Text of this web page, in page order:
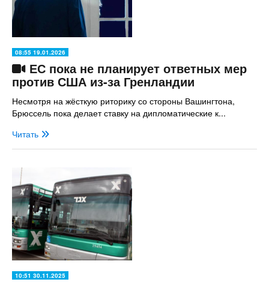
08:55 19.01.2026
ЕС пока не планирует ответных мер
против США из-за Гренландии
Несмотря на жёсткую риторику со стороны Вашингтона,
Брюссель пока делает ставку на дипломатические к...
Читать
10:51 30.11.2025